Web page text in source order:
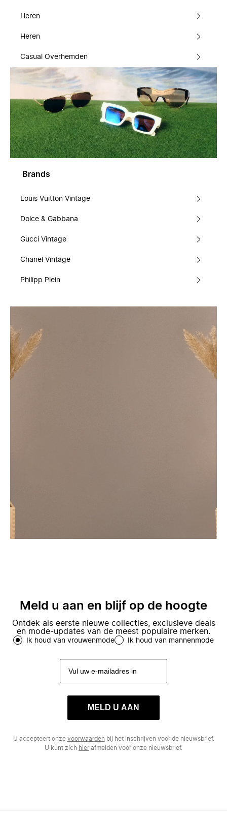
Heren
Heren
Casual Overhemden
Brands
Louis Vuitton Vintage
Dolce & Gabbana
Gucci Vintage
Chanel Vintage
Philipp Plein
Meld u aan en blijf op de hoogte
Ontdek als eerste nieuwe collecties, exclusieve deals
en mode-updates van de meest populaire merken.
Ik houd van vrouwenmode Ik houd van mannenmode
MELD U AAN
U accepteert onze voorwaarden bij het inschrijven voor de nieuwsbrief.
U kunt zich hierafmelden voor onze nieuwsbrief.